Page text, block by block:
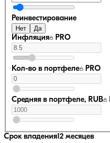
Реинвестирование
Нет Да
Инфляция PRO
Кол-во в портфеле PRO
Средняя в портфеле, RUB
Срок владения12 месяцев